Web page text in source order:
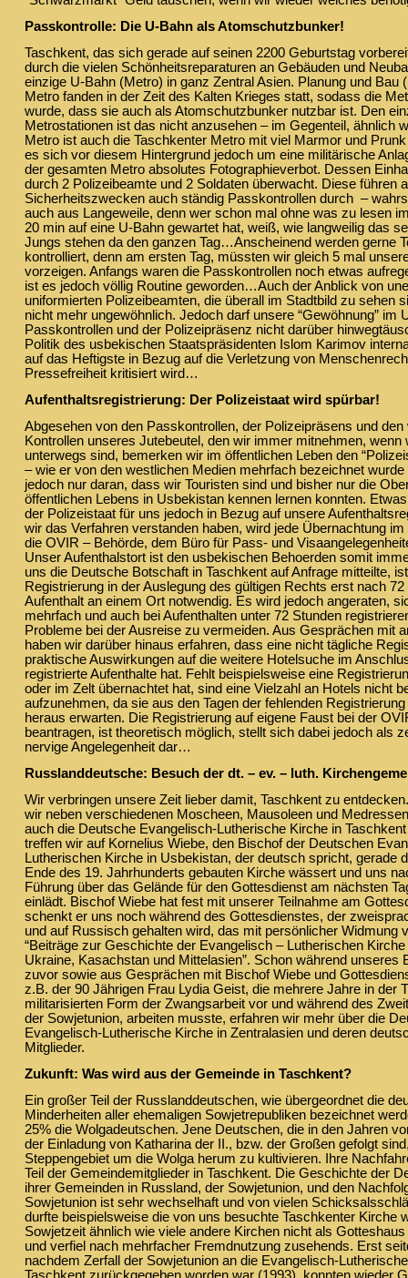
Passkontrolle: Die U-Bahn als Atomschutzbunker!
Taschkent, das sich gerade auf seinen 2200 Geburtstag
durch die vielen Schönheitsreparaturen an Gebäuden und
einzige U-Bahn (Metro) in ganz Zentral Asien. Planung und Bau
Metro fanden in der Zeit des Kalten Krieges statt, sodass die
wurde, dass sie auch als Atomschutzbunker nutzbar ist. Den
Metrostationen ist das nicht anzusehen – im Gegenteil, ähnlich
Metro ist auch die Taschkenter Metro mit viel Marmor und
es sich vor diesem Hintergrund jedoch um eine militärische
der gesamten Metro absolutes Fotographieverbot. Dessen
durch 2 Polizeibeamte und 2 Soldaten überwacht. Diese führen
Sicherheitszwecken auch ständig Passkontrollen durch –
auch aus Langeweile, denn wer schon mal ohne was zu lesen
20 min auf eine U-Bahn gewartet hat, weiß, wie langweilig das
Jungs stehen da den ganzen Tag…Anscheinend werden gerne
kontrolliert, denn am ersten Tag, müssten wir gleich 5 mal
vorzeigen. Anfangs waren die Passkontrollen noch etwas
ist es jedoch völlig Routine geworden…Auch der Anblick von
uniformierten Polizeibeamten, die überall im Stadtbild zu sehen
nicht mehr ungewöhnlich. Jedoch darf unsere “Gewöhnung” im
Passkontrollen und der Polizeipräsenz nicht darüber
Politik des usbekischen Staatspräsidenten Islom Karimov
auf das Heftigste in Bezug auf die Verletzung von
Pressefreiheit kritisiert wird…
Aufenthaltsregistrierung: Der Polizeistaat wird spürbar!
Abgesehen von den Passkontrollen, der Polizeipräsens und den
Kontrollen unseres Jutebeutel, den wir immer mitnehmen, wenn
unterwegs sind, bemerken wir im öffentlichen Leben den
– wie er von den westlichen Medien mehrfach bezeichnet
jedoch nur daran, dass wir Touristen sind und bisher nur die
öffentlichen Lebens in Usbekistan kennen lernen konnten.
der Polizeistaat für uns jedoch in Bezug auf unsere
wir das Verfahren verstanden haben, wird jede Übernachtung
die OVIR – Behörde, dem Büro für Pass- und
Unser Aufenthalstort ist den usbekischen Behoerden somit
uns die Deutsche Botschaft in Taschkent auf Anfrage mitteilte,
Registrierung in der Auslegung des gültigen Rechts erst nach 72
Aufenthalt an einem Ort notwendig. Es wird jedoch angeraten,
mehrfach und auch bei Aufenthalten unter 72 Stunden
Probleme bei der Ausreise zu vermeiden. Aus Gesprächen mit
haben wir darüber hinaus erfahren, dass eine nicht tägliche
praktische Auswirkungen auf die weitere Hotelsuche im
registrierte Aufenthalte hat. Fehlt beispielsweise eine
oder im Zelt übernachtet hat, sind eine Vielzahl an Hotels nicht
aufzunehmen, da sie aus den Tagen der fehlenden
heraus erwarten. Die Registrierung auf eigene Faust bei der
beantragen, ist theoretisch möglich, stellt sich dabei jedoch als
nervige Angelegenheit dar…
Russlanddeutsche: Besuch der dt. – ev. – luth.
Wir verbringen unsere Zeit lieber damit, Taschkent zu
wir neben verschiedenen Moscheen, Mausoleen und
auch die Deutsche Evangelisch-Lutherische Kirche in
treffen wir auf Kornelius Wiebe, den Bischof der Deutschen
Lutherischen Kirche in Usbekistan, der deutsch spricht, gerade
Ende des 19. Jahrhunderts gebauten Kirche wässert und uns
Führung über das Gelände für den Gottesdienst am nächsten
einlädt. Bischof Wiebe hat fest mit unserer Teilnahme am
schenkt er uns noch während des Gottesdienstes, der
und auf Russisch gehalten wird, das mit persönlicher Widmung
“Beiträge zur Geschichte der Evangelisch – Lutherischen
Ukraine, Kasachstan und Mittelasien”. Schon während unseres
zuvor sowie aus Gesprächen mit Bischof Wiebe und
z.B. der 90 Jährigen Frau Lydia Geist, die mehrere Jahre in der
militarisierten Form der Zwangsarbeit vor und während des
der Sowjetunion, arbeiten musste, erfahren wir mehr über die
Evangelisch-Lutherische Kirche in Zentralasien und deren
Mitglieder.
Zukunft: Was wird aus der Gemeinde in Taschkent?
Ein großer Teil der Russlanddeutschen, wie übergeordnet die
Minderheiten aller ehemaligen Sowjetrepubliken bezeichnet
25% die Wolgadeutschen. Jene Deutschen, die in den Jahren
der Einladung von Katharina der II., bzw. der Großen gefolgt
Steppengebiet um die Wolga herum zu kultivieren. Ihre
Teil der Gemeindemitglieder in Taschkent. Die Geschichte der
ihrer Gemeinden in Russland, der Sowjetunion, und den
Sowjetunion ist sehr wechselhaft und von vielen
durfte beispielsweise die von uns besuchte Taschkenter Kirche
Sowjetzeit ähnlich wie viele andere Kirchen nicht als
und verfiel nach mehrfacher Fremdnutzung zusehends. Erst
nachdem Zerfall der Sowjetunion an die Evangelisch-